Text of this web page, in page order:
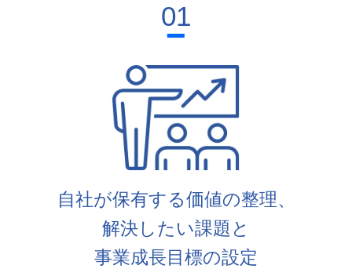
01
自社が保有する価値の整理、
解決したい課題と
事業成長目標の設定